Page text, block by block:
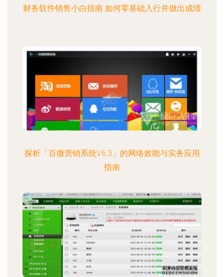
财务软件销售小白指南 如何零基础入行并做出成绩
探析「百微营销系统V6.3」的网络效能与实务应用
指南